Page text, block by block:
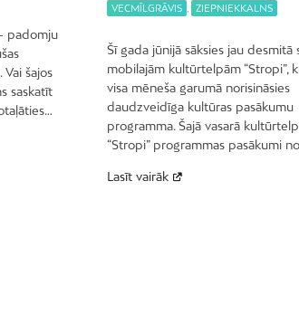
padomju
šajos
saskatīt
VECMĪLGRĀVIS
ZIEPNIEKKALNS
Šī gada jūnijā sāksies jau desmitā
mobilajām kultūrtelpām “Stropi”,
visa mēneša garumā norisināsies
daudzveidīga kultūras pasākumu
programma. Šajā vasarā
“Stropi” programmas pasākumi
Lasīt vairāk